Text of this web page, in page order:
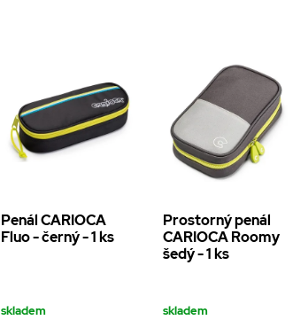
Penál CARIOCA
Fluo - černý - 1 ks
skladem
Prostorný penál
CARIOCA Roomy
šedý - 1 ks
skladem